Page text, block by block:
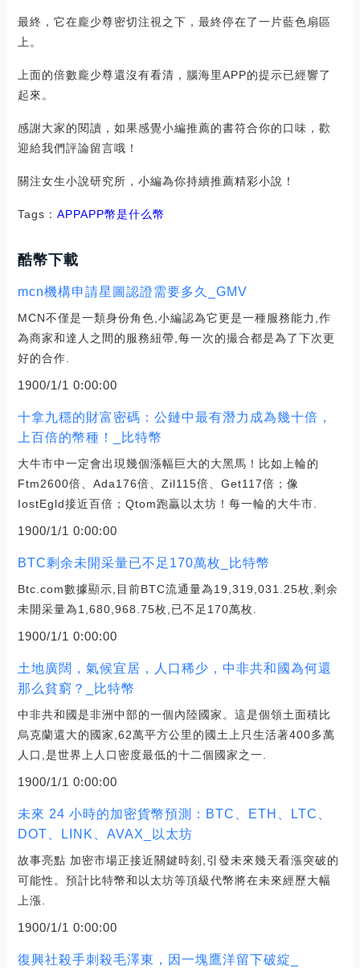
最終，它在龐少尊密切注視之下，最終停在了一片藍色扇區
上。
上面的倍數龐少尊還沒有看清，腦海里APP的提示已經響了
起來。
感謝大家的閱讀，如果感覺小編推薦的書符合你的口味，歡
迎給我們評論留言哦！
關注女生小說研究所，小編為你持續推薦精彩小說！
Tags： APPAPP幣是什么幣
酷幣下載
mcn機構申請星圖認證需要多久_GMV
MCN不僅是一類身份角色,小編認為它更是一種服務能力,作
為商家和達人之間的服務紐帶,每一次的撮合都是為了下次更
好的合作.
1900/1/1 0:00:00
十拿九穩的財富密碼：公鏈中最有潛力成為幾十倍，
上百倍的幣種！_比特幣
大牛市中一定會出現幾個漲幅巨大的大黑馬！比如上輪的
Ftm2600倍、Ada176倍、Zil115倍、Get117倍；像
IostEgld接近百倍；Qtom跑贏以太坊！每一輪的大牛市.
1900/1/1 0:00:00
BTC剩余未開采量已不足170萬枚_比特幣
Btc.com數據顯示,目前BTC流通量為19,319,031.25枚,剩余
未開采量為1,680,968.75枚,已不足170萬枚.
1900/1/1 0:00:00
土地廣闊，氣候宜居，人口稀少，中非共和國為何還
那么貧窮？_比特幣
中非共和國是非洲中部的一個內陸國家。這是個領土面積比
烏克蘭還大的國家,62萬平方公里的國土上只生活著400多萬
人口,是世界上人口密度最低的十二個國家之一.
1900/1/1 0:00:00
未來 24 小時的加密貨幣預測：BTC、ETH、LTC、
DOT、LINK、AVAX_以太坊
故事亮點 加密市場正接近關鍵時刻,引發未來幾天看漲突破的
可能性。預計比特幣和以太坊等頂級代幣將在未來經歷大幅
上漲.
1900/1/1 0:00:00
復興社殺手刺殺毛澤東，因一塊鷹洋留下破綻_